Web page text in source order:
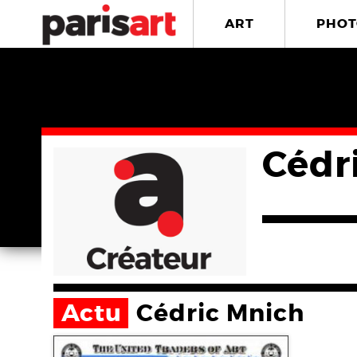
ART
Actu Cédric Mnich